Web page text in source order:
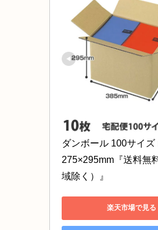
ダンボール 100サイズ
275×295mm『送料無
域除く）』
楽天市場で見る